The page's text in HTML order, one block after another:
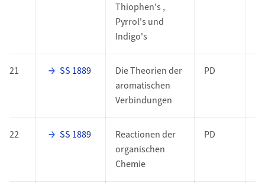
Thiophen's ,
Pyrrol's und
Indigo's
21 SS 1889
Die Theorien der
aromatischen
Verbindungen
PD
22 SS 1889
Reactionen der
organischen
Chemie
PD